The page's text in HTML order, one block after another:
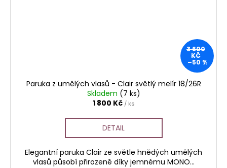
3 600
KČ
–50 %
Paruka z umělých vlasů - Clair světlý melír 18/26R
Skladem (7 ks)
1 800 Kč / ks
DETAIL
Elegantní paruka Clair ze světle hnědých umělých
vlasů působí přirozeně díky jemnému MONO...